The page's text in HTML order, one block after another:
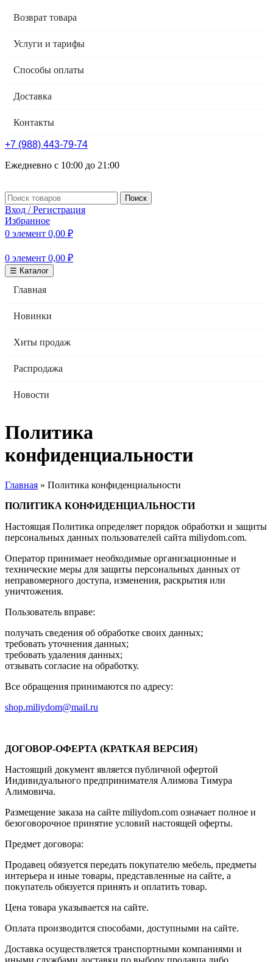
Возврат товара
Услуги и тарифы
Способы оплаты
Доставка
Контакты
+7 (988) 443-79-74
Ежедневно с 10:00 до 21:00
Поиск
Вход / Регистрация
Избранное
0 элемент 0,00 ₽
0 элемент 0,00 ₽
☰ Каталог
Главная
Новинки
Хиты продаж
Распродажа
Новости
Политика
конфиденциальности
Главная » Политика конфиденциальности
ПОЛИТИКА КОНФИДЕНЦИАЛЬНОСТИ
Настоящая Политика определяет порядок обработки и защиты
персональных данных пользователей сайта miliydom.com.
Оператор принимает необходимые организационные и
технические меры для защиты персональных данных от
неправомерного доступа, изменения, раскрытия или
уничтожения.
Пользователь вправе:
получать сведения об обработке своих данных;
требовать уточнения данных;
требовать удаления данных;
отзывать согласие на обработку.
Все обращения принимаются по адресу:
shop.miliydom@mail.ru
ДОГОВОР-ОФЕРТА (КРАТКАЯ ВЕРСИЯ)
Настоящий документ является публичной офертой
Индивидуального предпринимателя Алимова Тимура
Алимовича.
Размещение заказа на сайте miliydom.com означает полное и
безоговорочное принятие условий настоящей оферты.
Предмет договора:
Продавец обязуется передать покупателю мебель, предметы
интерьера и иные товары, представленные на сайте, а
покупатель обязуется принять и оплатить товар.
Цена товара указывается на сайте.
Оплата производится способами, доступными на сайте.
Доставка осуществляется транспортными компаниями и
иными службами доставки по выбору продавца либо